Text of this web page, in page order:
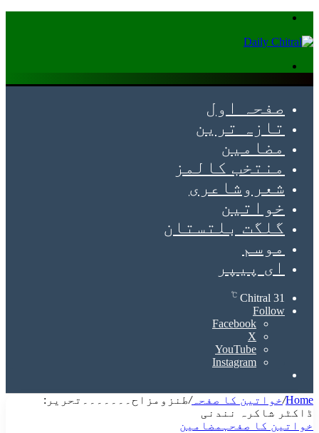
صفحہ اول
تازہ ترین
مضامین
منتخب کالمز
شعروشاعری
خواتین
گلگت بلتستان
موسم
ای پیپر
Chitral 31
℃
Follow
Facebook
X
YouTube
Instagram
Home
/خواتین کا صفحہ/طنزومزاح۔۔۔۔۔۔۔تحریر:
ڈاکٹر شاکرہ نندنی
خواتین کا صفحہ مضامین